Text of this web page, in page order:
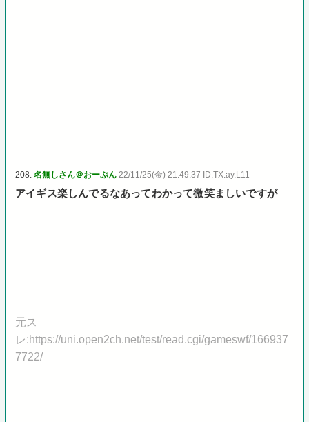
208:名無しさん＠おーぷん 22/11/25(金) 21:49:37 ID:TX.ay.L11
アイギス楽しんでるなあってわかって微笑ましいですが
元ス
レ:https://uni.open2ch.net/test/read.cgi/gameswf/166937
7722/